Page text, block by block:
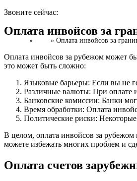
Звоните сейчас:
Оплата инвойсов за
» » Оплата инвойсов за
Оплата инвойсов за рубежом может
это может быть сложно:
Языковые барьеры: Если вы не
Различные валюты: При оплате
Банковские комиссии: Банки
Время обработки: Оплата
Политические риски:
В целом, оплата инвойсов за рубежом
можете избежать многих проблем и
Оплата счетов